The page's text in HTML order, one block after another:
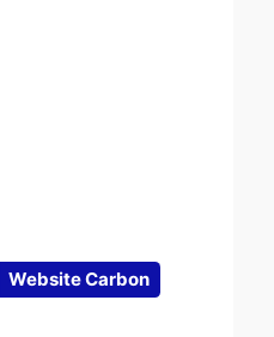
Website Carbon